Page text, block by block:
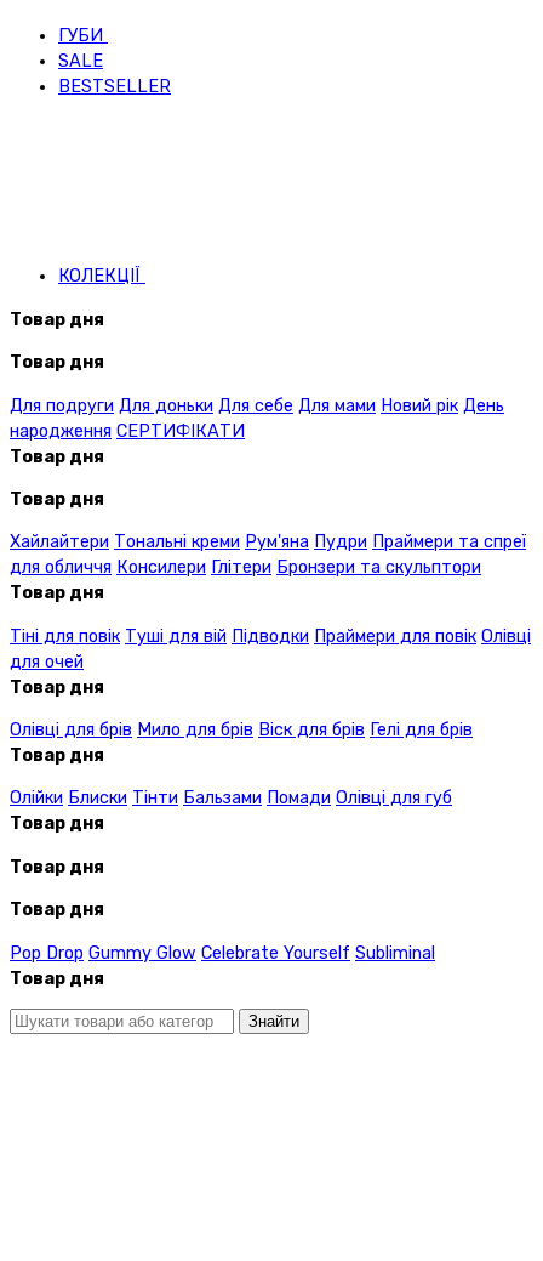
ГУБИ
SALE
BESTSELLER
КОЛЕКЦІЇ
Товар дня
Товар дня
Для подруги Для доньки Для себе Для мами Новий рік День
народження СЕРТИФІКАТИ
Товар дня
Товар дня
Хайлайтери Тональні креми Рум'яна Пудри Праймери та спреї
для обличчя Консилери Глітери Бронзери та скульптори
Товар дня
Тіні для повік Туші для вій Підводки Праймери для повік Олівці
для очей
Товар дня
Олівці для брів Мило для брів Віск для брів Гелі для брів
Товар дня
Олійки Блиски Тінти Бальзами Помади Олівці для губ
Товар дня
Товар дня
Товар дня
Pop Drop Gummy Glow Celebrate Yourself Subliminal
Товар дня
Знайти